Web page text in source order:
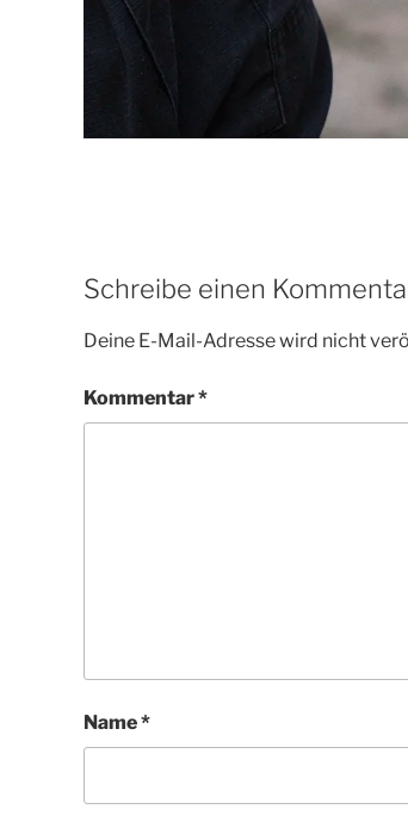
Schreibe einen
Deine E-Mail-Adresse wird nicht
Kommentar*
Name*